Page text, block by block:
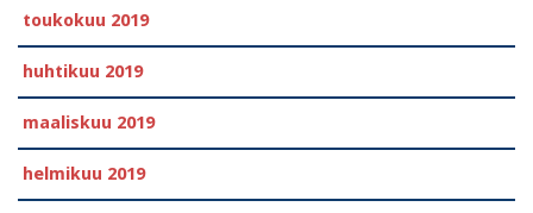
toukokuu 2019
huhtikuu 2019
maaliskuu 2019
helmikuu 2019